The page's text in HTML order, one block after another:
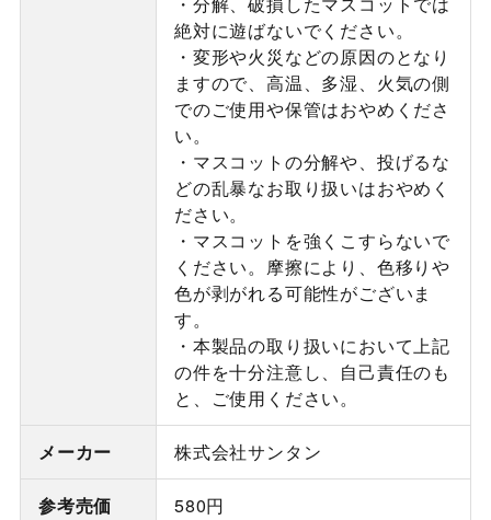
絶対に遊ばないでください。
・変形や火災などの原因のとなり
ますので、高温、多湿、火気の側
でのご使用や保管はおやめくださ
い。
・マスコットの分解や、投げるな
どの乱暴なお取り扱いはおやめく
ださい。
・マスコットを強くこすらないで
ください。摩擦により、色移りや
色が剥がれる可能性がございま
す。
・本製品の取り扱いにおいて上記
の件を十分注意し、自己責任のも
と、ご使用ください。
メーカー 株式会社サンタン
参考売価 580円